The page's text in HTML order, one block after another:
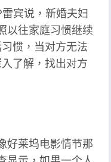
宾说，新婚夫妇
以往家庭习惯继续
惯，当对方无法
了解，找出对方
莱坞电影情节那